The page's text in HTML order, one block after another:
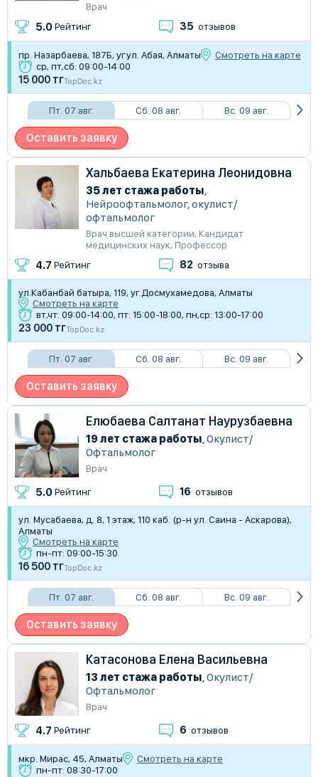
Врач
5.0 Рейтинг 35 отзывов
пр. Назарбаева, 187Б, уг.ул. Абая, Алматы
Смотреть на карте
ср, пт,сб: 09:00-14:00
15 000 тгTopDoc.kz
Пт. 07 авг. Сб. 08 авг. Вс. 09 авг.
Оставить заявку
Хальбаева Екатерина Леонидовна
35 лет стажа работы,
Нейроофтальмолог,окулист/
офтальмолог
Врач высшей категории, Кандидат
медицинских наук, Профессор
4.7 Рейтинг 82 отзыва
​ул.Кабанбай батыра, 119, уг.Досмухамедова, Алматы
Смотреть на карте
вт,чт: 09:00-14:00, пт: 15:00-18:00, пн,ср: 13:00-17:00
23 000 тгTopDoc.kz
Пт. 07 авг. Сб. 08 авг. Вс. 09 авг.
Оставить заявку
Елюбаева Салтанат Наурузбаевна
19 лет стажа работы,Окулист/
Офтальмолог
Врач
5.0 Рейтинг 16 отзывов
ул. Мусабаева, д. 8​, 1 этаж, 110 каб. (р-н ул. Саина - Аскарова),
Алматы
Смотреть на карте
пн-пт: 09:00-15:30
16 500 тгTopDoc.kz
Пт. 07 авг. Сб. 08 авг. Вс. 09 авг.
Оставить заявку
Катасонова Елена Васильевна
13 лет стажа работы,Окулист/
Офтальмолог
Врач
4.7 Рейтинг 6 отзывов
мкр. Мирас, 45, Алматы
Смотреть на карте
пн-пт: 08:30-17:00